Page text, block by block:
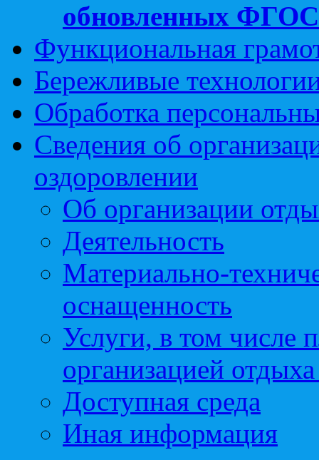
обновленных
Функциональная
Бережливые
Обработка
Сведения об
оздоровлении
Об организации
Деятельность
Материально-
оснащенность
Услуги, в том числе
организацией
Доступная среда
Иная информация